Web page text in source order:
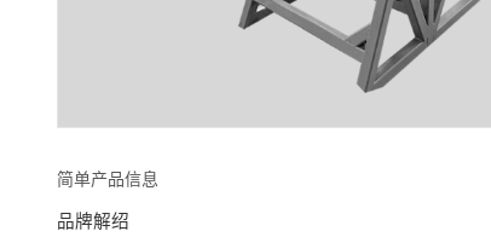
简单产品信息
品牌解绍